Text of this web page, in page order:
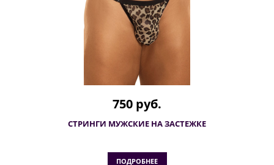
750 руб.
СТРИНГИ МУЖСКИЕ НА ЗАСТЕЖКЕ
ПОДРОБНЕЕ